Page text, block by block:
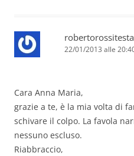
robertorossitesta
22/01/2013 alle
Cara Anna Maria,
grazie a te, è la mia volta di
schivare il colpo. La favola
nessuno escluso.
Riabbraccio,